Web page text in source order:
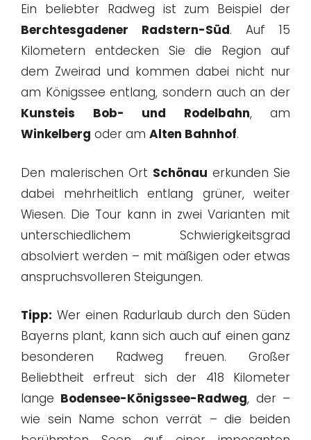
Ein beliebter Radweg ist zum Beispiel der
Berchtesgadener Radstern-Süd. Auf 15
Kilometern entdecken Sie die Region auf
dem Zweirad und kommen dabei nicht nur
am Königssee entlang, sondern auch an der
Kunsteis Bob- und Rodelbahn, am
Winkelberg oder am Alten Bahnhof.
Den malerischen Ort Schönau erkunden Sie
dabei mehrheitlich entlang grüner, weiter
Wiesen. Die Tour kann in zwei Varianten mit
unterschiedlichem Schwierigkeitsgrad
absolviert werden – mit mäßigen oder etwas
anspruchsvolleren Steigungen.
Tipp: Wer einen Radurlaub durch den Süden
Bayerns plant, kann sich auch auf einen ganz
besonderen Radweg freuen. Großer
Beliebtheit erfreut sich der 418 Kilometer
lange Bodensee-Königssee-Radweg, der –
wie sein Name schon verrät – die beiden